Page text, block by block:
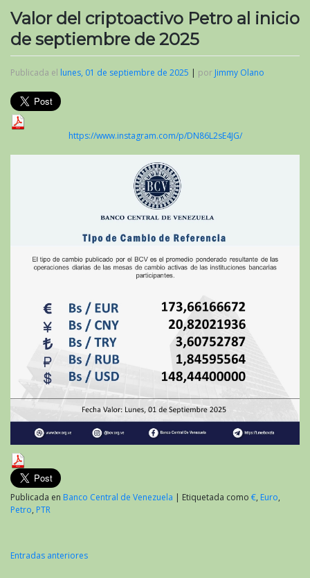
Valor del criptoactivo Petro al inicio
de septiembre de 2025
Publicada el lunes, 01 de septiembre de 2025 | por Jimmy Olano
https://www.instagram.com/p/DN86L2sE4JG/
Publicada en Banco Central de Venezuela | Etiquetada como €, Euro,
Petro, PTR
Entradas anteriores